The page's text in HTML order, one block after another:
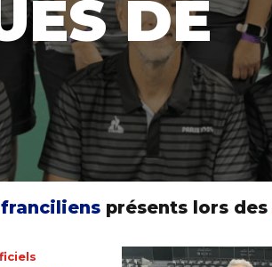
DE
présents lors des